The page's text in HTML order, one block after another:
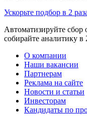
Ускорьте подбор в 2
Автоматизируйте сбор
собирайте аналитику в
О компании
Наши вакансии
Партнерам
Реклама на сайте
Новости и статьи
Инвесторам
Кандидаты по